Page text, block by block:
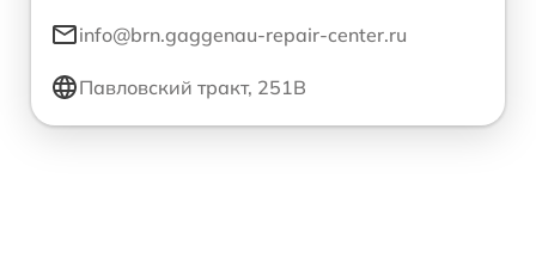
info@brn.gaggenau-repair-center.ru
Павловский тракт, 251В